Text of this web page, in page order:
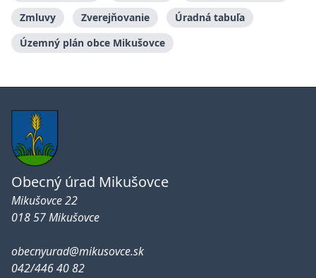
Zmluvy
Zverejňovanie
Úradná tabuľa
Územný plán obce Mikušovce
Obecný úrad Mikušovce
Mikušovce 22
018 57 Mikušovce
obecnyurad@mikusovce.sk
042/446 40 82